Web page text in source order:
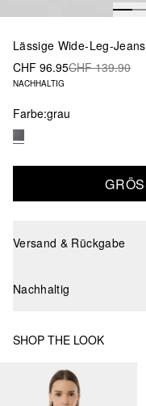
Lässige Wide-Leg-
CHF 96.95CHF 139.90
NACHHALTIG
Farbe:grau
Versand & Rückgabe
Nachhaltig
SHOP THE LOOK